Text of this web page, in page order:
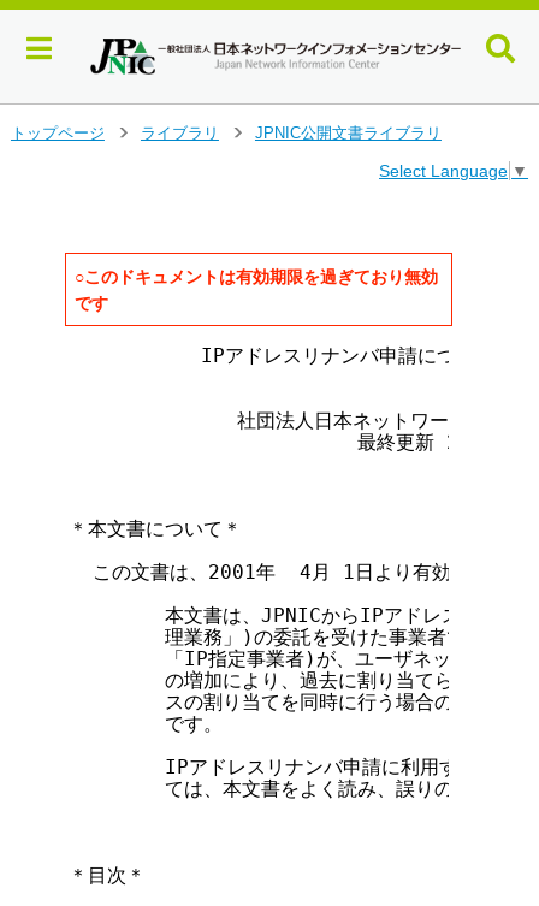
トップページ
ライブラリ
JPNIC公開文書ライブラリ
Select Language ▼
○このドキュメントは有効期限を過ぎており無効
です
IPアドレスリナンバ申請について(ユ
社団法人日本ネットワークインフ
最終更新 2001年
＊本文書について＊
この文書は、2001年  4月 1日より有効となりま
本文書は、JPNICからIPアドレス割り当て
理業務」)の委託を受けた事業者であるIP
「IP指定事業者)が、ユーザネットワーク
の増加により、過去に割り当てられたアド
スの割り当てを同時に行う場合の具体的な
        です。
IPアドレスリナンバ申請に利用するフォー
ては、本文書をよく読み、誤りのないよう
＊目次＊